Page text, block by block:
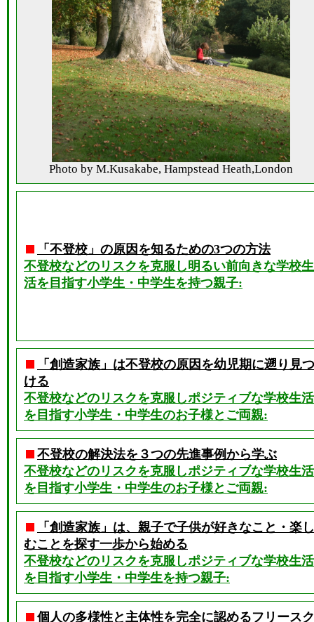
Photo by M.Kusakabe, Hampstead Heath,London
「不登校」の原因を知るための3つの方法
不登校などのリスクを克服し明るい前向きな学校生
活を目指す小学生・中学生を持つ親子:
「創造家族」は不登校の原因を幼児期に遡り見つ
ける
不登校などのリスクを克服しポジティブな学校生活
を目指す小学生・中学生のお子様とご両親:
不登校の解決法を３つの先進事例から学ぶ
不登校などのリスクを克服しポジティブな学校生活
を目指す小学生・中学生のお子様とご両親:
「創造家族」は、親子で子供が好きなこと・楽し
むことを探す一歩から始める
不登校などのリスクを克服しポジティブな学校生活
を目指す小学生・中学生を持つ親子:
個人の多様性と主体性を完全に認めるフリースク